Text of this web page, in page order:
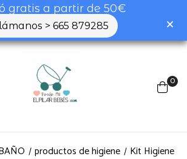
gratis a partir de 50€
> 665 879285
0
productos de higiene
Kit Higiene